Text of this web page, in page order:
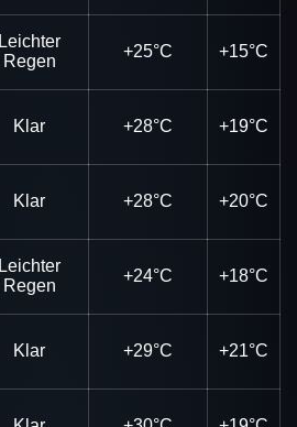
Leichter
Regen
+25°C +15°C
Klar +28°C +19°C
Klar +28°C +20°C
Leichter
Regen
+24°C +18°C
Klar +29°C +21°C